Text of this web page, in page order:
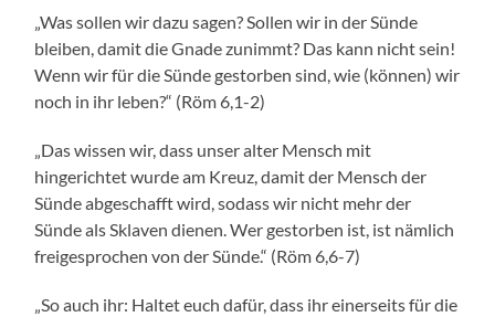
„Was sollen wir dazu sagen? Sollen wir in der Sünde
bleiben, damit die Gnade zunimmt? Das kann nicht sein!
Wenn wir für die Sünde gestorben sind, wie (können) wir
noch in ihr leben?“ (Röm 6,1-2)
„Das wissen wir, dass unser alter Mensch mit
hingerichtet wurde am Kreuz, damit der Mensch der
Sünde abgeschafft wird, sodass wir nicht mehr der
Sünde als Sklaven dienen. Wer gestorben ist, ist nämlich
freigesprochen von der Sünde.“ (Röm 6,6-7)
„So auch ihr: Haltet euch dafür, dass ihr einerseits für die